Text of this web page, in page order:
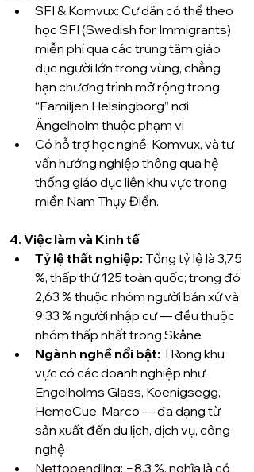
SFI & Komvux: Cư dân có thể theo
học SFI (Swedish for Immigrants)
miễn phí qua các trung tâm giáo
dục người lớn trong vùng, chẳng
hạn chương trình mở rộng trong
“Familjen Helsingborg” nơi
Ängelholm thuộc phạm vi
Có hỗ trợ học nghề, Komvux, và tư
vấn hướng nghiệp thông qua hệ
thống giáo dục liên khu vực trong
miền Nam Thụy Điển.
4. Việc làm và Kinh tế
Tỷ lệ thất nghiệp: Tổng tỷ lệ là 3,75
%, thấp thứ 125 toàn quốc; trong đó
2,63 % thuộc nhóm người bản xứ và
9,33 % người nhập cư — đều thuộc
nhóm thấp nhất trong Skåne
Ngành nghề nổi bật: TRong khu
vực có các doanh nghiệp như
Engelholms Glass, Koenigsegg,
HemoCue, Marco — đa dạng từ
sản xuất đến du lịch, dịch vụ, công
nghệ
Nettopendling: −8,3 %, nghĩa là có